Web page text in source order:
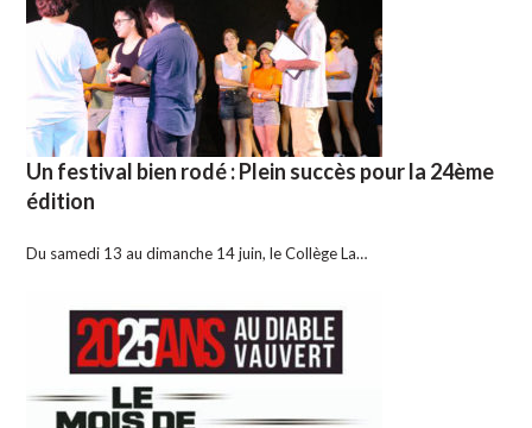
Un festival bien rodé : Plein succès pour la 24ème
édition
Du samedi 13 au dimanche 14 juin, le Collège La…